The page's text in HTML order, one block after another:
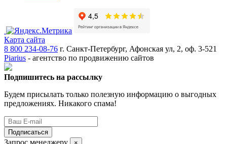
Карта сайта
8 800 234-08-76 г. Санкт-Петербург, Афонская ул, 2, оф. 3-521
Piarius - агентство по продвижению сайтов
Подпишитесь на рассылку
Будем присылать только полезную информацию о выгодных
предложениях. Никакого спама!
Подписаться
Запрос менеджеру